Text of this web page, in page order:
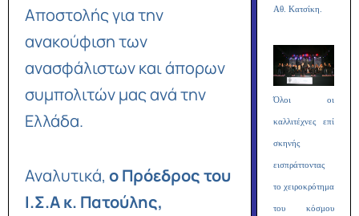
Αποστολής για την
ανακούφιση των
ανασφάλιστων και άπορων
συμπολιτών μας ανά την
Ελλάδα.
Αναλυτικά, ο Πρόεδρος του
Ι.Σ.Α κ. Πατούλης,
Αθ. Κατσίκη.
Όλοι οι
καλλιτέχνες επί
σκηνής
εισπράττοντας
το χειροκρότημα
του κόσμου